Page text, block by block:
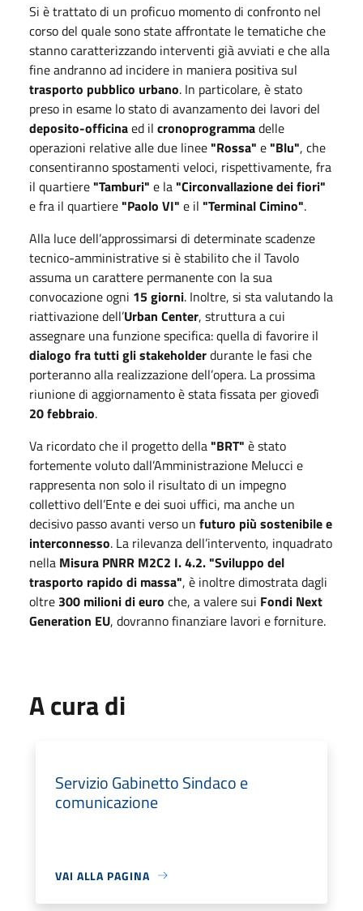
Si è trattato di un proficuo momento di confronto nel
corso del quale sono state affrontate le tematiche che
stanno caratterizzando interventi già avviati e che alla
fine andranno ad incidere in maniera positiva sul
trasporto pubblico urbano. In particolare, è stato
preso in esame lo stato di avanzamento dei lavori del
deposito-officinaed il cronoprogrammadelle
operazioni relative alle due linee"Rossa" e"Blu", che
consentiranno spostamenti veloci, rispettivamente, fra
il quartiere"Tamburi" e la"Circonvallazione dei fiori"
e fra il quartiere"Paolo VI" e il "Terminal Cimino".
Alla luce dell’approssimarsi di determinate scadenze
tecnico-amministrative si è stabilito che il Tavolo
assuma un carattere permanente con la sua
convocazione ogni 15 giorni. Inoltre, si sta valutando la
riattivazione dell’Urban Center, struttura a cui
assegnare una funzione specifica: quella di favorire il
dialogo fra tutti gli stakeholderdurante le fasi che
porteranno alla realizzazione dell’opera. La prossima
riunione di aggiornamento è stata fissata per giovedì
20 febbraio.
Va ricordato che il progetto della"BRT" è stato
fortemente voluto dall’Amministrazione Melucci e
rappresenta non solo il risultato di un impegno
collettivo dell’Ente e dei suoi uffici, ma anche un
decisivo passo avanti verso un futuro più sostenibile e
interconnesso. La rilevanza dell’intervento, inquadrato
nella Misura PNRR M2C2 I. 4.2. "Sviluppo del
trasporto rapido di massa", è inoltre dimostrata dagli
oltre 300 milioni di euro che, a valere sui Fondi Next
Generation EU, dovranno finanziare lavori e forniture.
A cura di
Servizio Gabinetto Sindaco e
comunicazione
VAI ALLA PAGINA